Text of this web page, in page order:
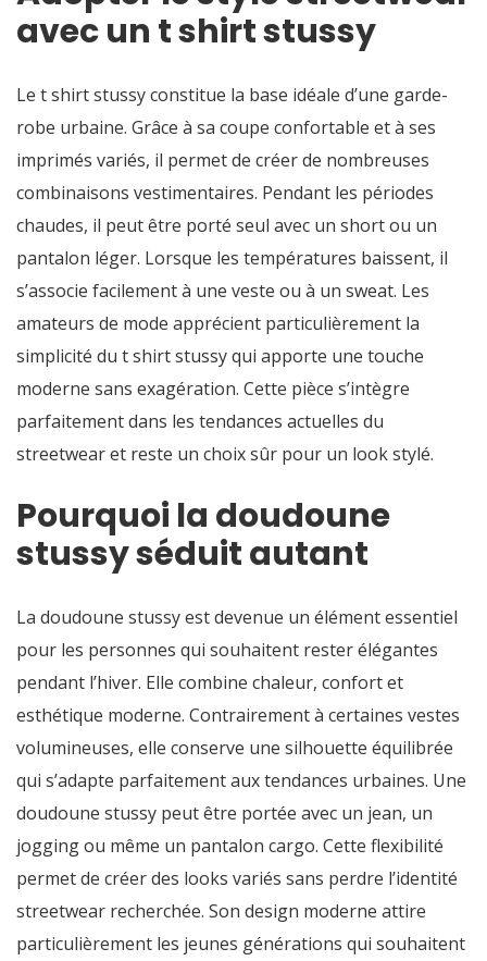
avec un t shirt stussy
Le t shirt stussy constitue la base idéale d’une garde-
robe urbaine. Grâce à sa coupe confortable et à ses
imprimés variés, il permet de créer de nombreuses
combinaisons vestimentaires. Pendant les périodes
chaudes, il peut être porté seul avec un short ou un
pantalon léger. Lorsque les températures baissent, il
s’associe facilement à une veste ou à un sweat. Les
amateurs de mode apprécient particulièrement la
simplicité du t shirt stussy qui apporte une touche
moderne sans exagération. Cette pièce s’intègre
parfaitement dans les tendances actuelles du
streetwear et reste un choix sûr pour un look stylé.
Pourquoi la doudoune
stussy séduit autant
La doudoune stussy est devenue un élément essentiel
pour les personnes qui souhaitent rester élégantes
pendant l’hiver. Elle combine chaleur, confort et
esthétique moderne. Contrairement à certaines vestes
volumineuses, elle conserve une silhouette équilibrée
qui s’adapte parfaitement aux tendances urbaines. Une
doudoune stussy peut être portée avec un jean, un
jogging ou même un pantalon cargo. Cette flexibilité
permet de créer des looks variés sans perdre l’identité
streetwear recherchée. Son design moderne attire
particulièrement les jeunes générations qui souhaitent